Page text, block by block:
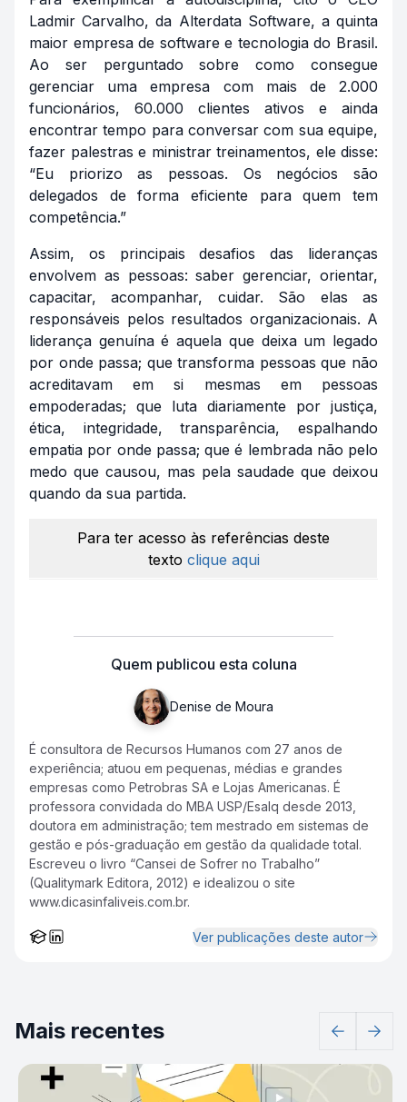
Ladmir Carvalho, da Alterdata Software, a quinta
maior empresa de software e tecnologia do Brasil.
Ao ser perguntado sobre como consegue
gerenciar uma empresa com mais de 2.000
funcionários, 60.000 clientes ativos e ainda
encontrar tempo para conversar com sua equipe,
fazer palestras e ministrar treinamentos, ele disse:
“Eu priorizo as pessoas. Os negócios são
delegados de forma eficiente para quem tem
competência.”
Assim, os principais desafios das lideranças
envolvem as pessoas: saber gerenciar, orientar,
capacitar, acompanhar, cuidar. São elas as
responsáveis pelos resultados organizacionais. A
liderança genuína é aquela que deixa um legado
por onde passa; que transforma pessoas que não
acreditavam em si mesmas em pessoas
empoderadas; que luta diariamente por justiça,
ética, integridade, transparência, espalhando
empatia por onde passa; que é lembrada não pelo
medo que causou, mas pela saudade que deixou
quando da sua partida.
Para ter acesso às referências deste
texto clique aqui
Quem publicou esta coluna
Denise de Moura
É consultora de Recursos Humanos com 27 anos de
experiência; atuou em pequenas, médias e grandes
empresas como Petrobras SA e Lojas Americanas. É
professora convidada do MBA USP/Esalq desde 2013,
doutora em administração; tem mestrado em sistemas de
gestão e pós-graduação em gestão da qualidade total.
Escreveu o livro “Cansei de Sofrer no Trabalho”
(Qualitymark Editora, 2012) e idealizou o site
www.dicasinfaliveis.com.br.
Ver publicações deste autor
Mais recentes